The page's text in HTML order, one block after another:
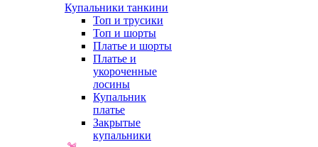
Купальники танкини
Топ и трусики
Топ и шорты
Платье и шорты
Платье и
укороченные
лосины
Купальник
платье
Закрытые
купальники